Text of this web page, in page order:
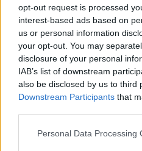
opt-out request is processed
interest-based ads based on
us or personal information
your opt-out. You may
disclosure of your personal
IAB’s list of downstream
also be disclosed by us to third
Downstream Participants that
Personal Data Processing
dai opinione
Sonirem
23/05/2021 | Donna | 46
zolpidem (10mg)
Agitazione
Efficacia
Quantità effetti collaterali